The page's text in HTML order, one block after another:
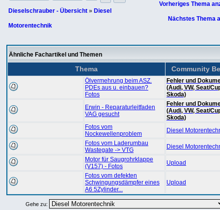
Dieselschrauber - Übersicht » Diesel
Motorentechnik
Vorheriges Thema
Nächstes Thema
Ähnliche Fachartikel und Themen
Thema Community
Ölvermehrung beim ASZ.
PDEs aus u. einbauen?
Fotos
Fehler und
(Audi, VW, Seat/
Skoda)
Erwin - Reparaturleitfaden
VAG gesucht
Fehler und
(Audi, VW, Seat/
Skoda)
Fotos vom
Nockewellenproblem
Diesel
Fotos vom Laderumbau
Wastegate -> VTG
Diesel
Motor für Saugrohrklappe
(V157) - Fotos
Upload
Fotos vom defekten
Schwingungsdämpfer eines
A6 5Zylinder...
Upload
Gehe zu: